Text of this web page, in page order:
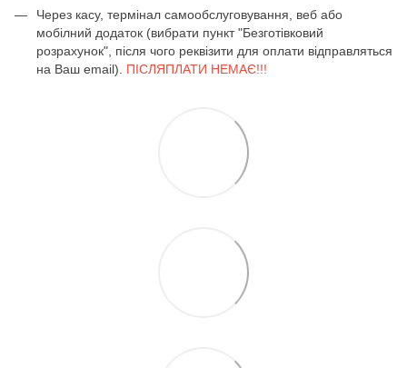
Через касу, термінал самообслуговування, веб або
мобілний додаток (вибрати пункт "Безготівковий
розрахунок", після чого реквізити для оплати відправляться
на Ваш email). ПІСЛЯПЛАТИ НЕМАЄ!!!